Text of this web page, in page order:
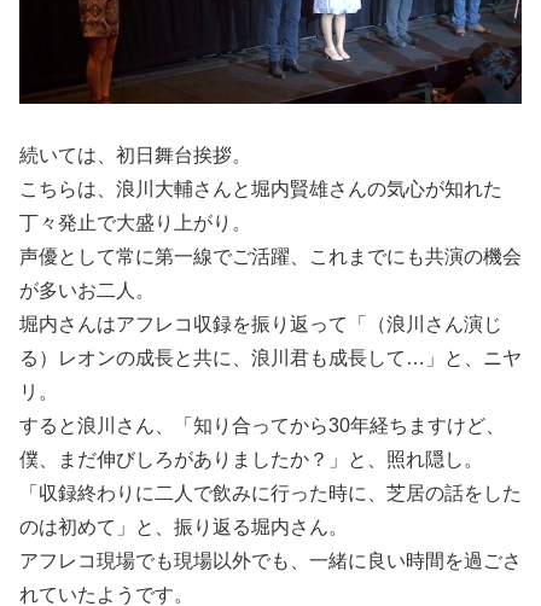
続いては、初日舞台挨拶。
こちらは、浪川大輔さんと堀内賢雄さんの気心が知れた
丁々発止で大盛り上がり。
声優として常に第一線でご活躍、これまでにも共演の機会
が多いお二人。
堀内さんはアフレコ収録を振り返って「（浪川さん演じ
る）レオンの成長と共に、浪川君も成長して…」と、ニヤ
リ。
すると浪川さん、「知り合ってから30年経ちますけど、
僕、まだ伸びしろがありましたか？」と、照れ隠し。
「収録終わりに二人で飲みに行った時に、芝居の話をした
のは初めて」と、振り返る堀内さん。
アフレコ現場でも現場以外でも、一緒に良い時間を過ごさ
れていたようです。